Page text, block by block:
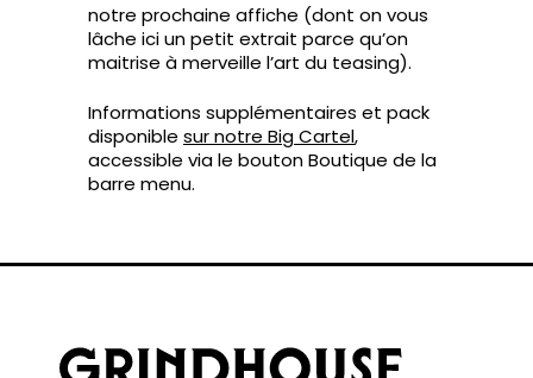
notre prochaine affiche (dont on vous
lâche ici un petit extrait parce qu’on
maitrise à merveille l’art du teasing).
Informations supplémentaires et pack
disponible sur notre Big Cartel,
accessible via le bouton Boutique de la
barre menu.